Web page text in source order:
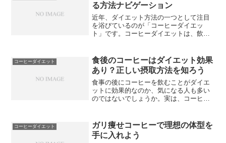
る方法ナビゲーション
近年、ダイエット方法の一つとして注目
を浴びているのが「コーヒーダイエッ
ト」です。コーヒーダイエットは、飲み
事では、コーヒーダイエットの詳細な方
法や注意点について解説しま...
コーヒーダイエット
食後のコーヒーはダイエット効果
あり？正しい摂取方法を知ろう
食事の後にコーヒーを飲むことがダイエ
ットに効果的なのか、気になる人も多い
のではないでしょうか。実は、コーヒー
最大限に引き出すことができます。コー
ヒーに含まれる成分には、...
コーヒーダイエット
ガリ痩せコーヒーで理想の体型を
手に入れよう